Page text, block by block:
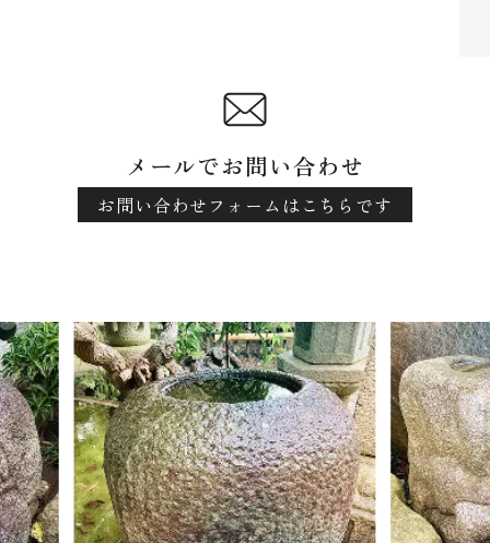
メールでお問い合わせ
お問い合わせフォームはこちらです